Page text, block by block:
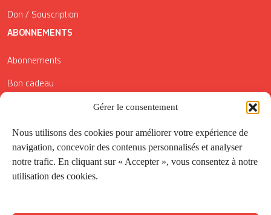
Gérer le consentement
Nous utilisons des cookies pour améliorer votre expérience de
navigation, concevoir des contenus personnalisés et analyser
notre trafic. En cliquant sur « Accepter », vous consentez à notre
utilisation des cookies.
Don / Souscription
ABONNEMENTS
Abonnements
Bon cadeau
Conditions générales de vente
Réductions de la Carte Côté Courrier
Application